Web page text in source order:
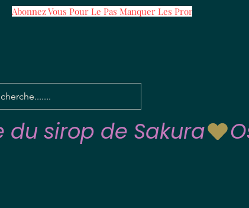
Abonnez Vous Pour Le Pas Manquer Les Promos